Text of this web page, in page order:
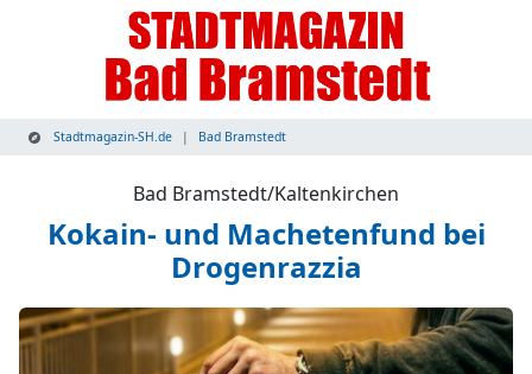
Stadtmagazin-SH.de Bad Bramstedt
Bad Bramstedt/Kaltenkirchen
Kokain- und Machetenfund bei
Drogenrazzia